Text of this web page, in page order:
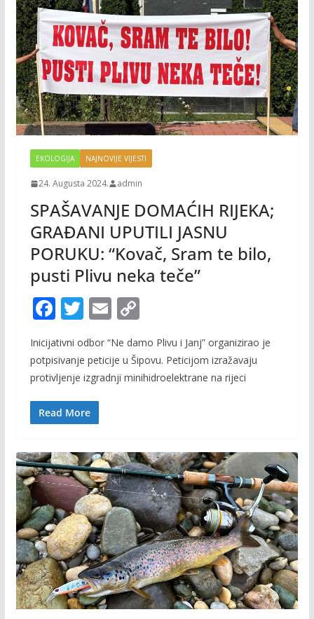
EKOLOGIJA NAJNOVIJE VIJESTI
24. Augusta 2024. admin
SPAŠAVANJE DOMAĆIH RIJEKA;
GRAĐANI UPUTILI JASNU
PORUKU: “Kovač, Sram te bilo,
pusti Plivu neka teče”
F
e
b
o
o
T
w
itt
er
E
m
ai
l
C
p
y
Inicijativni odbor “Ne damo Plivu i Janj” organizirao je
potpisivanje peticije u Šipovu. Peticijom izražavaju
protivljenje izgradnji minihidroelektrane na rijeci
Read More